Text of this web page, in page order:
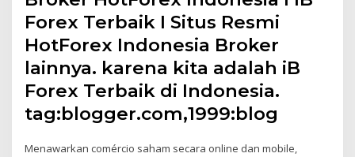
Forex Terbaik I Situs Resmi
HotForex Indonesia Broker
lainnya. karena kita adalah iB
Forex Terbaik di Indonesia.
tag:blogger.com,1999:blog
Menawarkan comércio saham secara online dan mobile,